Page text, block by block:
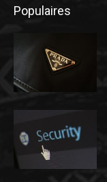
Populaires